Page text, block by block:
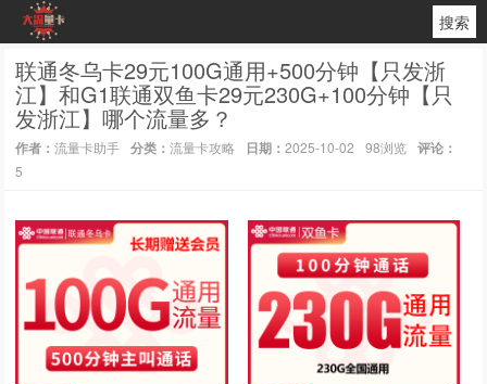
搜索
联通冬乌卡29元100G通用+500分钟【只发浙
江】和G1联通双鱼卡29元230G+100分钟【只
发浙江】哪个流量多？
作者：流量卡助手 分类：流量卡攻略 日期：2025-10-02 98浏览 评论：
5